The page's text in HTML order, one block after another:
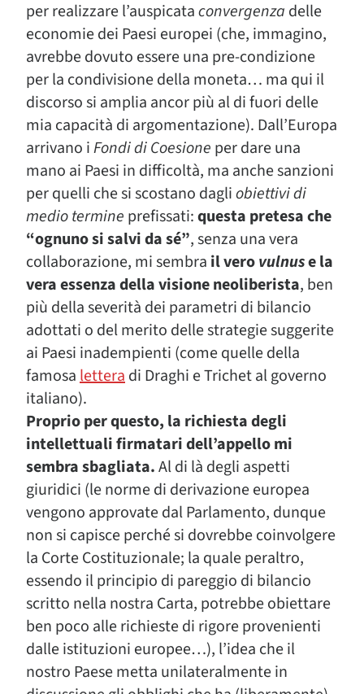
per realizzare l’auspicataconvergenza delle
economie dei Paesi europei (che, immagino,
avrebbe dovuto essere una pre-condizione
per la condivisione della moneta… ma qui il
discorso si amplia ancor più al di fuori delle
mia capacità di argomentazione). Dall’Europa
arrivano iFondi di Coesione per dare una
mano ai Paesi in difficoltà, ma anche sanzioni
per quelli che si scostano dagliobiettivi di
medio termine prefissati:questa pretesa che
“ognuno si salvi da sé”, senza una vera
collaborazione, mi sembra il verovulnuse la
vera essenza della visione neoliberista, ben
più della severità dei parametri di bilancio
adottati o del merito delle strategie suggerite
ai Paesi inadempienti (come quelle della
famosaletteradi Draghi e Trichet al governo
italiano).
Proprio per questo, la richiesta degli
intellettuali firmatari dell’appello mi
sembra sbagliata.Al di là degli aspetti
giuridici (le norme di derivazione europea
vengono approvate dal Parlamento, dunque
non si capisce perché si dovrebbe coinvolgere
la Corte Costituzionale; la quale peraltro,
essendo il principio di pareggio di bilancio
scritto nella nostra Carta, potrebbe obiettare
ben poco alle richieste di rigore provenienti
dalle istituzioni europee…), l’idea che il
nostro Paese metta unilateralmente in